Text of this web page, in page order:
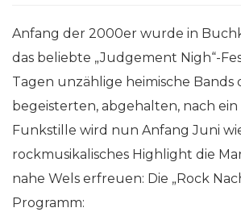
Anfang der 2000er wurde in
das beliebte „Judgement Nigh“-
Tagen unzählige heimische Bands
begeisterten, abgehalten, nach ein
Funkstille wird nun Anfang Juni
rockmusikalisches Highlight die
nahe Wels erfreuen: Die „Rock
Programm: